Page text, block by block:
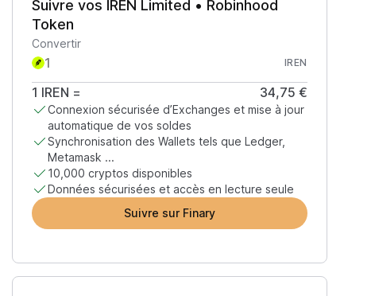
Suivre vos IREN Limited • Robinhood
Token
Convertir
IREN
1 IREN = 34,75 €
Connexion sécurisée d’Exchanges et mise à jour
automatique de vos soldes
Synchronisation des Wallets tels que Ledger,
Metamask ...
10,000 cryptos disponibles
Données sécurisées et accès en lecture seule
Suivre sur Finary